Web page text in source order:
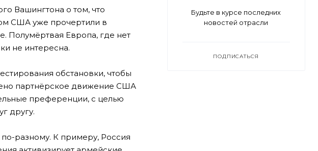
Вашингтона о том, что
США уже прочертили в
Полумёртвая Европа, где нет
не интересна.
обстановки, чтобы
партнёрское движение США
преференции, с целью
другу.
разному. К примеру, Россия
Будьте в курсе последних
новостей отрасли
ПОДПИСАТЬСЯ